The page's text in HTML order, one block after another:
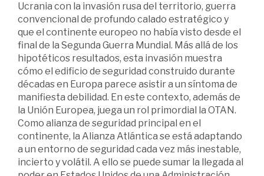
Ucrania con la invasión rusa del territorio, guerra
convencional de profundo calado estratégico y
que el continente europeo no había visto desde el
final de la Segunda Guerra Mundial. Más allá de los
hipotéticos resultados, esta invasión muestra
cómo el edificio de seguridad construido durante
décadas en Europa parece asistir a un síntoma de
manifiesta debilidad. En este contexto, además de
la Unión Europea, juega un rol primordial la OTAN.
Como alianza de seguridad principal en el
continente, la Alianza Atlántica se está adaptando
a un entorno de seguridad cada vez más inestable,
incierto y volátil. A ello se puede sumar la llegada al